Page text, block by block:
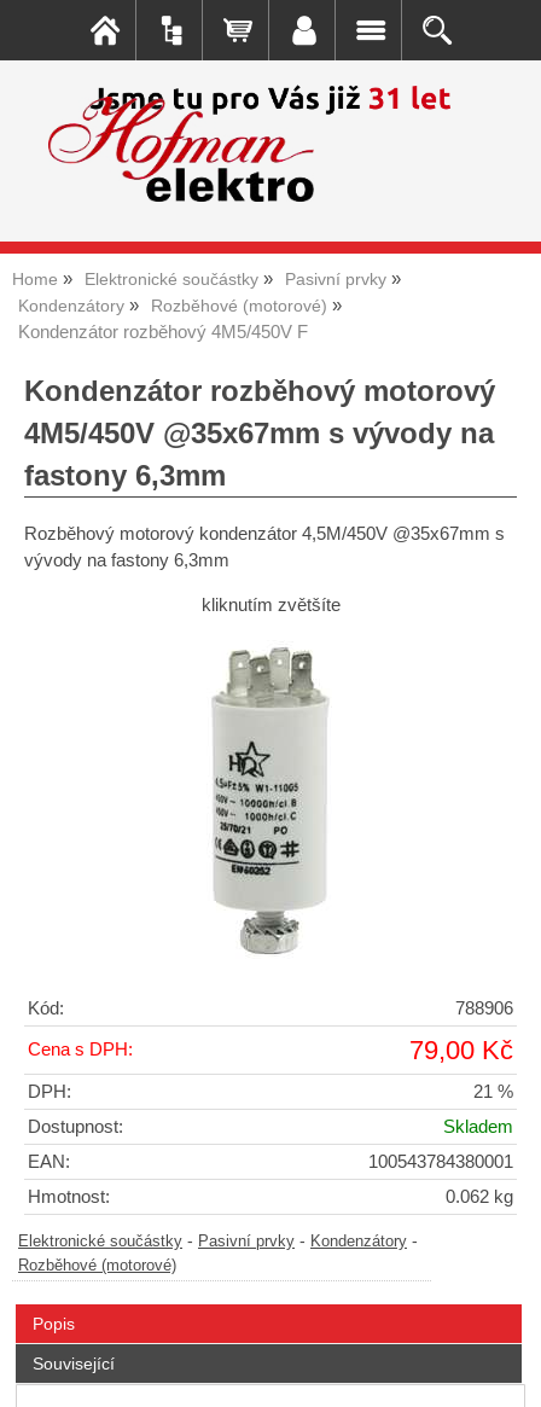
Home Elektronické součástky
Pasivní prvky
Kondenzátory
Rozběhové (motorové)
Kondenzátor rozběhový 4M5/450V F
Kondenzátor rozběhový motorový
4M5/450V @35x67mm s vývody na
fastony 6,3mm
Rozběhový motorový kondenzátor 4,5M/450V @35x67mm s
vývody na fastony 6,3mm
kliknutím zvětšíte
Kód: 788906
Cena s DPH: 79,00 Kč
DPH:
21 %
Dostupnost:
Skladem
EAN:
100543784380001
Hmotnost:
0.062 kg
Elektronické součástky - Pasivní prvky - Kondenzátory -
Rozběhové (motorové)
Popis
Související